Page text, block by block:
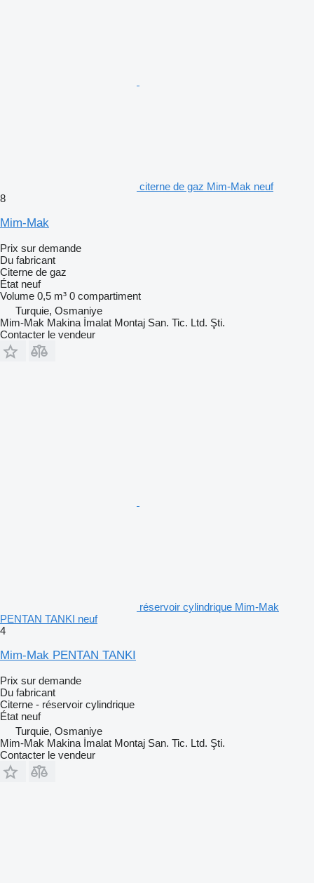
citerne de gaz Mim-Mak neuf
8
Mim-Mak
Prix sur demande
Du fabricant
Citerne de gaz
État neuf
Volume 0,5 m³ 0 compartiment
Turquie, Osmaniye
Mim-Mak Makina İmalat Montaj San. Tic. Ltd. Şti.
Contacter le vendeur
réservoir cylindrique Mim-Mak
PENTAN TANKI neuf
4
Mim-Mak PENTAN TANKI
Prix sur demande
Du fabricant
Citerne - réservoir cylindrique
État neuf
Turquie, Osmaniye
Mim-Mak Makina İmalat Montaj San. Tic. Ltd. Şti.
Contacter le vendeur